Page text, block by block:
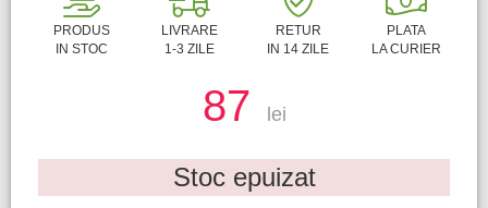
PRODUS
IN STOC
LIVRARE
1-3 ZILE
RETUR
IN 14 ZILE
PLATA
LA CURIER
87 lei
Stoc epuizat